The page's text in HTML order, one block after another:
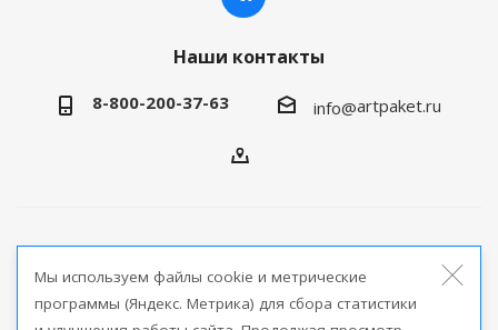
Наши контакты
8-800-200-37-63 info@artpaket.ru
продукции
Мы используем файлы cookie и метрические
программы (Яндекс. Метрика) для сбора статистики